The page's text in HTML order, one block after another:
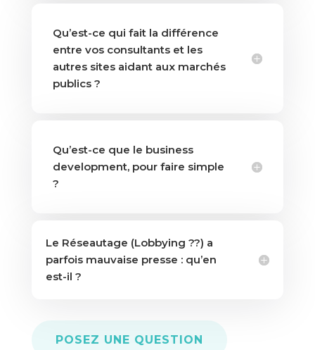
Qu’est-ce qui fait la différence
entre vos consultants et les
autres sites aidant aux marchés
publics ?
Qu’est-ce que le business
development, pour faire simple
?
Le Réseautage (Lobbying ??) a
parfois mauvaise presse : qu’en
est-il ?
POSEZ UNE QUESTION